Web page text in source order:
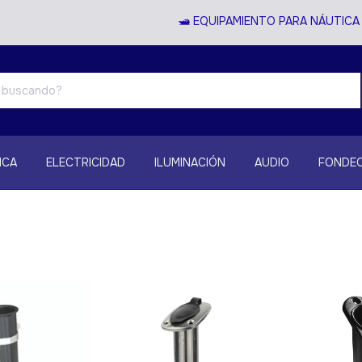
🛥️ EQUIPAMIENTO PARA NÁUTICA
ELECTRICIDAD ILUMINACIÓN AUDIO